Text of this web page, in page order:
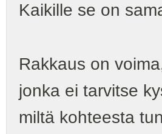
Kaikille se on
Rakkaus on
jonka ei tarvitse
miltä kohteesta